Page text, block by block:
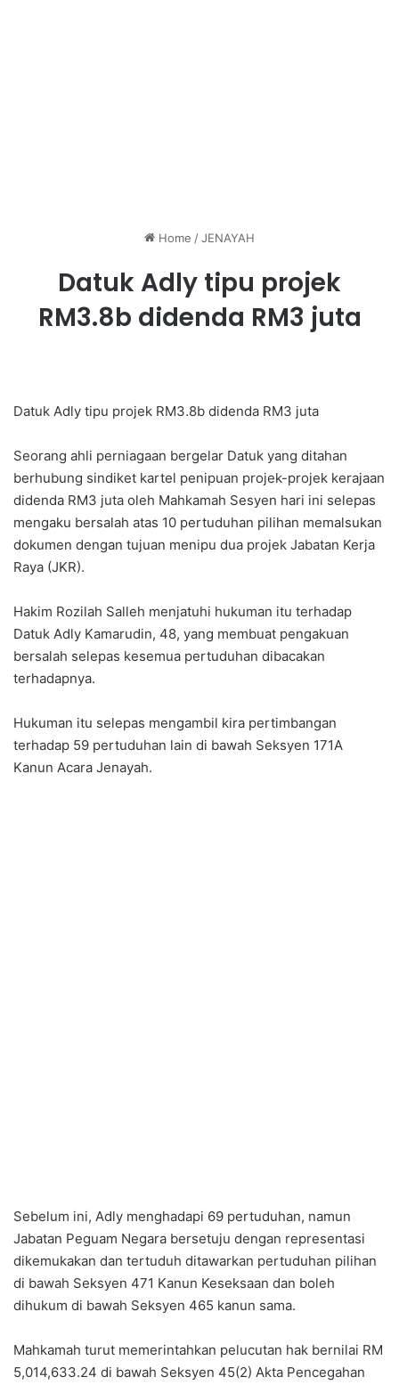
Home /JENAYAH
Datuk Adly tipu projek
RM3.8b didenda RM3 juta
Datuk Adly tipu projek RM3.8b didenda RM3 juta
Seorang ahli perniagaan bergelar Datuk yang ditahan
berhubung sindiket kartel penipuan projek-projek kerajaan
didenda RM3 juta oleh Mahkamah Sesyen hari ini selepas
mengaku bersalah atas 10 pertuduhan pilihan memalsukan
dokumen dengan tujuan menipu dua projek Jabatan Kerja
Raya (JKR).
Hakim Rozilah Salleh menjatuhi hukuman itu terhadap
Datuk Adly Kamarudin, 48, yang membuat pengakuan
bersalah selepas kesemua pertuduhan dibacakan
terhadapnya.
Hukuman itu selepas mengambil kira pertimbangan
terhadap 59 pertuduhan lain di bawah Seksyen 171A
Kanun Acara Jenayah.
Sebelum ini, Adly menghadapi 69 pertuduhan, namun
Jabatan Peguam Negara bersetuju dengan representasi
dikemukakan dan tertuduh ditawarkan pertuduhan pilihan
di bawah Seksyen 471 Kanun Keseksaan dan boleh
dihukum di bawah Seksyen 465 kanun sama.
Mahkamah turut memerintahkan pelucutan hak bernilai RM
5,014,633.24 di bawah Seksyen 45(2) Akta Pencegahan